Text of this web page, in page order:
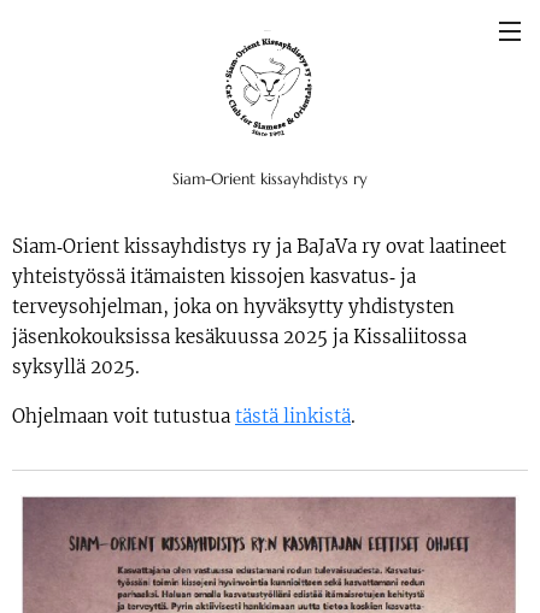
Siam-Orient kissayhdistys ry
Siam‑Orient kissayhdistys ry ja BaJaVa ry ovat laatineet
yhteistyössä itämaisten kissojen kasvatus‑ ja
terveysohjelman, joka on hyväksytty yhdistysten
jäsenkokouksissa kesäkuussa 2025 ja Kissaliitossa
syksyllä 2025.
Ohjelmaan voit tutustua tästä linkistä.